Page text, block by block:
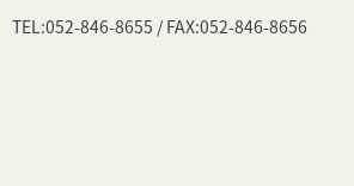
TEL:052-846-8655 / FAX:052-846-8656